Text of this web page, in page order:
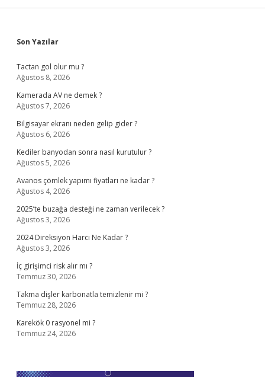
Sidebar
Son Yazılar
Tactan gol olur mu ?
Ağustos 8, 2026
Kamerada AV ne demek ?
Ağustos 7, 2026
Bilgisayar ekranı neden gelip gider ?
Ağustos 6, 2026
Kediler banyodan sonra nasıl kurutulur ?
Ağustos 5, 2026
Avanos çömlek yapımı fiyatları ne kadar ?
Ağustos 4, 2026
2025’te buzağa desteği ne zaman verilecek ?
Ağustos 3, 2026
2024 Direksiyon Harcı Ne Kadar ?
Ağustos 3, 2026
İç girişimci risk alır mı ?
Temmuz 30, 2026
Takma dişler karbonatla temizlenir mi ?
Temmuz 28, 2026
Karekök 0 rasyonel mi ?
Temmuz 24, 2026